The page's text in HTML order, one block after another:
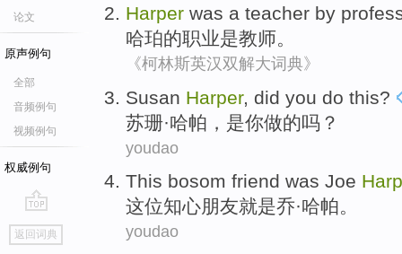
论文
原声例句
全部
音频例句
视频例句
权威例句
go
top
返回词典
Harper was a teacher by
哈珀的职业是教师。
《柯林斯英汉双解大词典》
Susan Harper, did you do this?
苏珊·哈帕， 是你做的吗？
youdao
This bosom friend was Joe
这位知心朋友就是乔·哈帕。
youdao